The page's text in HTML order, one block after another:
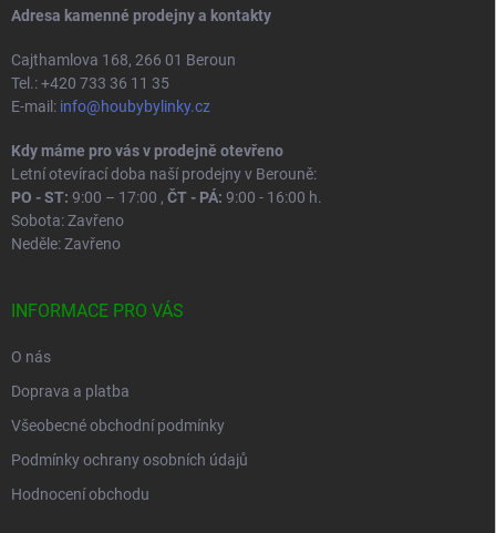
Adresa kamenné prodejny a kontakty
Cajthamlova 168, 266 01 Beroun
Tel.: +420 733 36 11 35
E-mail: info@houbybylinky.cz
Kdy máme pro vás v prodejně otevřeno
Letní otevírací doba naší prodejny v Berouně:
PO - ST: 9:00 – 17:00 , ČT - PÁ: 9:00 - 16:00 h.
Sobota: Zavřeno
Neděle: Zavřeno
INFORMACE PRO VÁS
O nás
Doprava a platba
Všeobecné obchodní podmínky
Podmínky ochrany osobních údajů
Hodnocení obchodu